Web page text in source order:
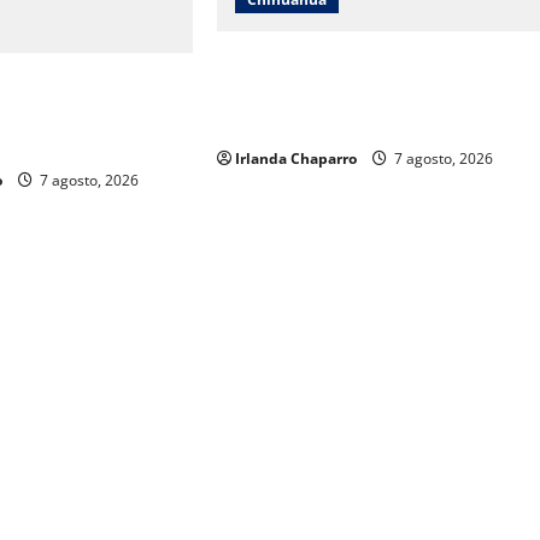
7 agosto, 2026
Irlanda Chaparro 7 agosto, 2026